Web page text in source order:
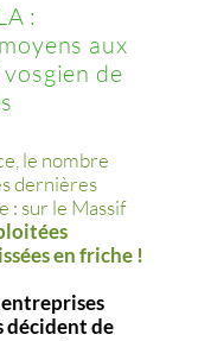
:
aux
de
le nombre
dernières
: sur le Massif
en friche !
entreprises
décident de